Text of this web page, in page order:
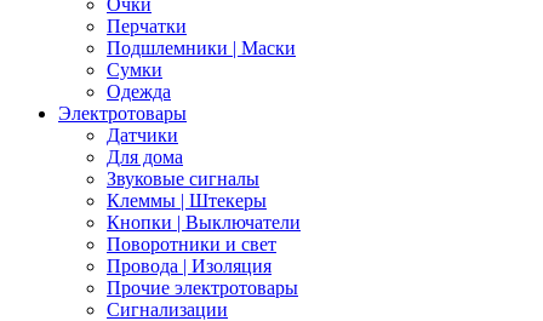
Очки
Перчатки
Подшлемники | Маски
Сумки
Одежда
Электротовары
Датчики
Для дома
Звуковые сигналы
Клеммы | Штекеры
Кнопки | Выключатели
Поворотники и свет
Провода | Изоляция
Прочие электротовары
Сигнализации